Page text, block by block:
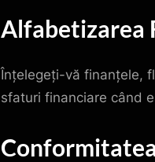
Alfabetizarea
Înțelegeți-vă finanțele,
sfaturi financiare când